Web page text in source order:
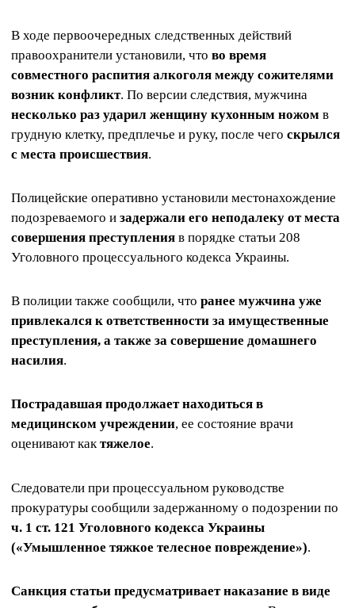
В ходе первоочередных следственных действий
правоохранители установили, что во время
совместного распития алкоголя между сожителями
возник конфликт. По версии следствия, мужчина
несколько раз ударил женщину кухонным ножом в
грудную клетку, предплечье и руку, после чего скрылся
с места происшествия.
Полицейские оперативно установили местонахождение
подозреваемого и задержали его неподалеку от места
совершения преступления в порядке статьи 208
Уголовного процессуального кодекса Украины.
В полиции также сообщили, что ранее мужчина уже
привлекался к ответственности за имущественные
преступления, а также за совершение домашнего
насилия.
Пострадавшая продолжает находиться в
медицинском учреждении, ее состояние врачи
оценивают кактяжелое.
Следователи при процессуальном руководстве
прокуратуры сообщили задержанному о подозрении по
ч. 1 ст. 121 Уголовного кодекса Украины
(«Умышленное тяжкое телесное повреждение»).
Санкция статьи предусматривает наказание в виде